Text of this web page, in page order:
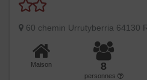
60 chemin Urrutyberria 64130
Maison 8
personnes